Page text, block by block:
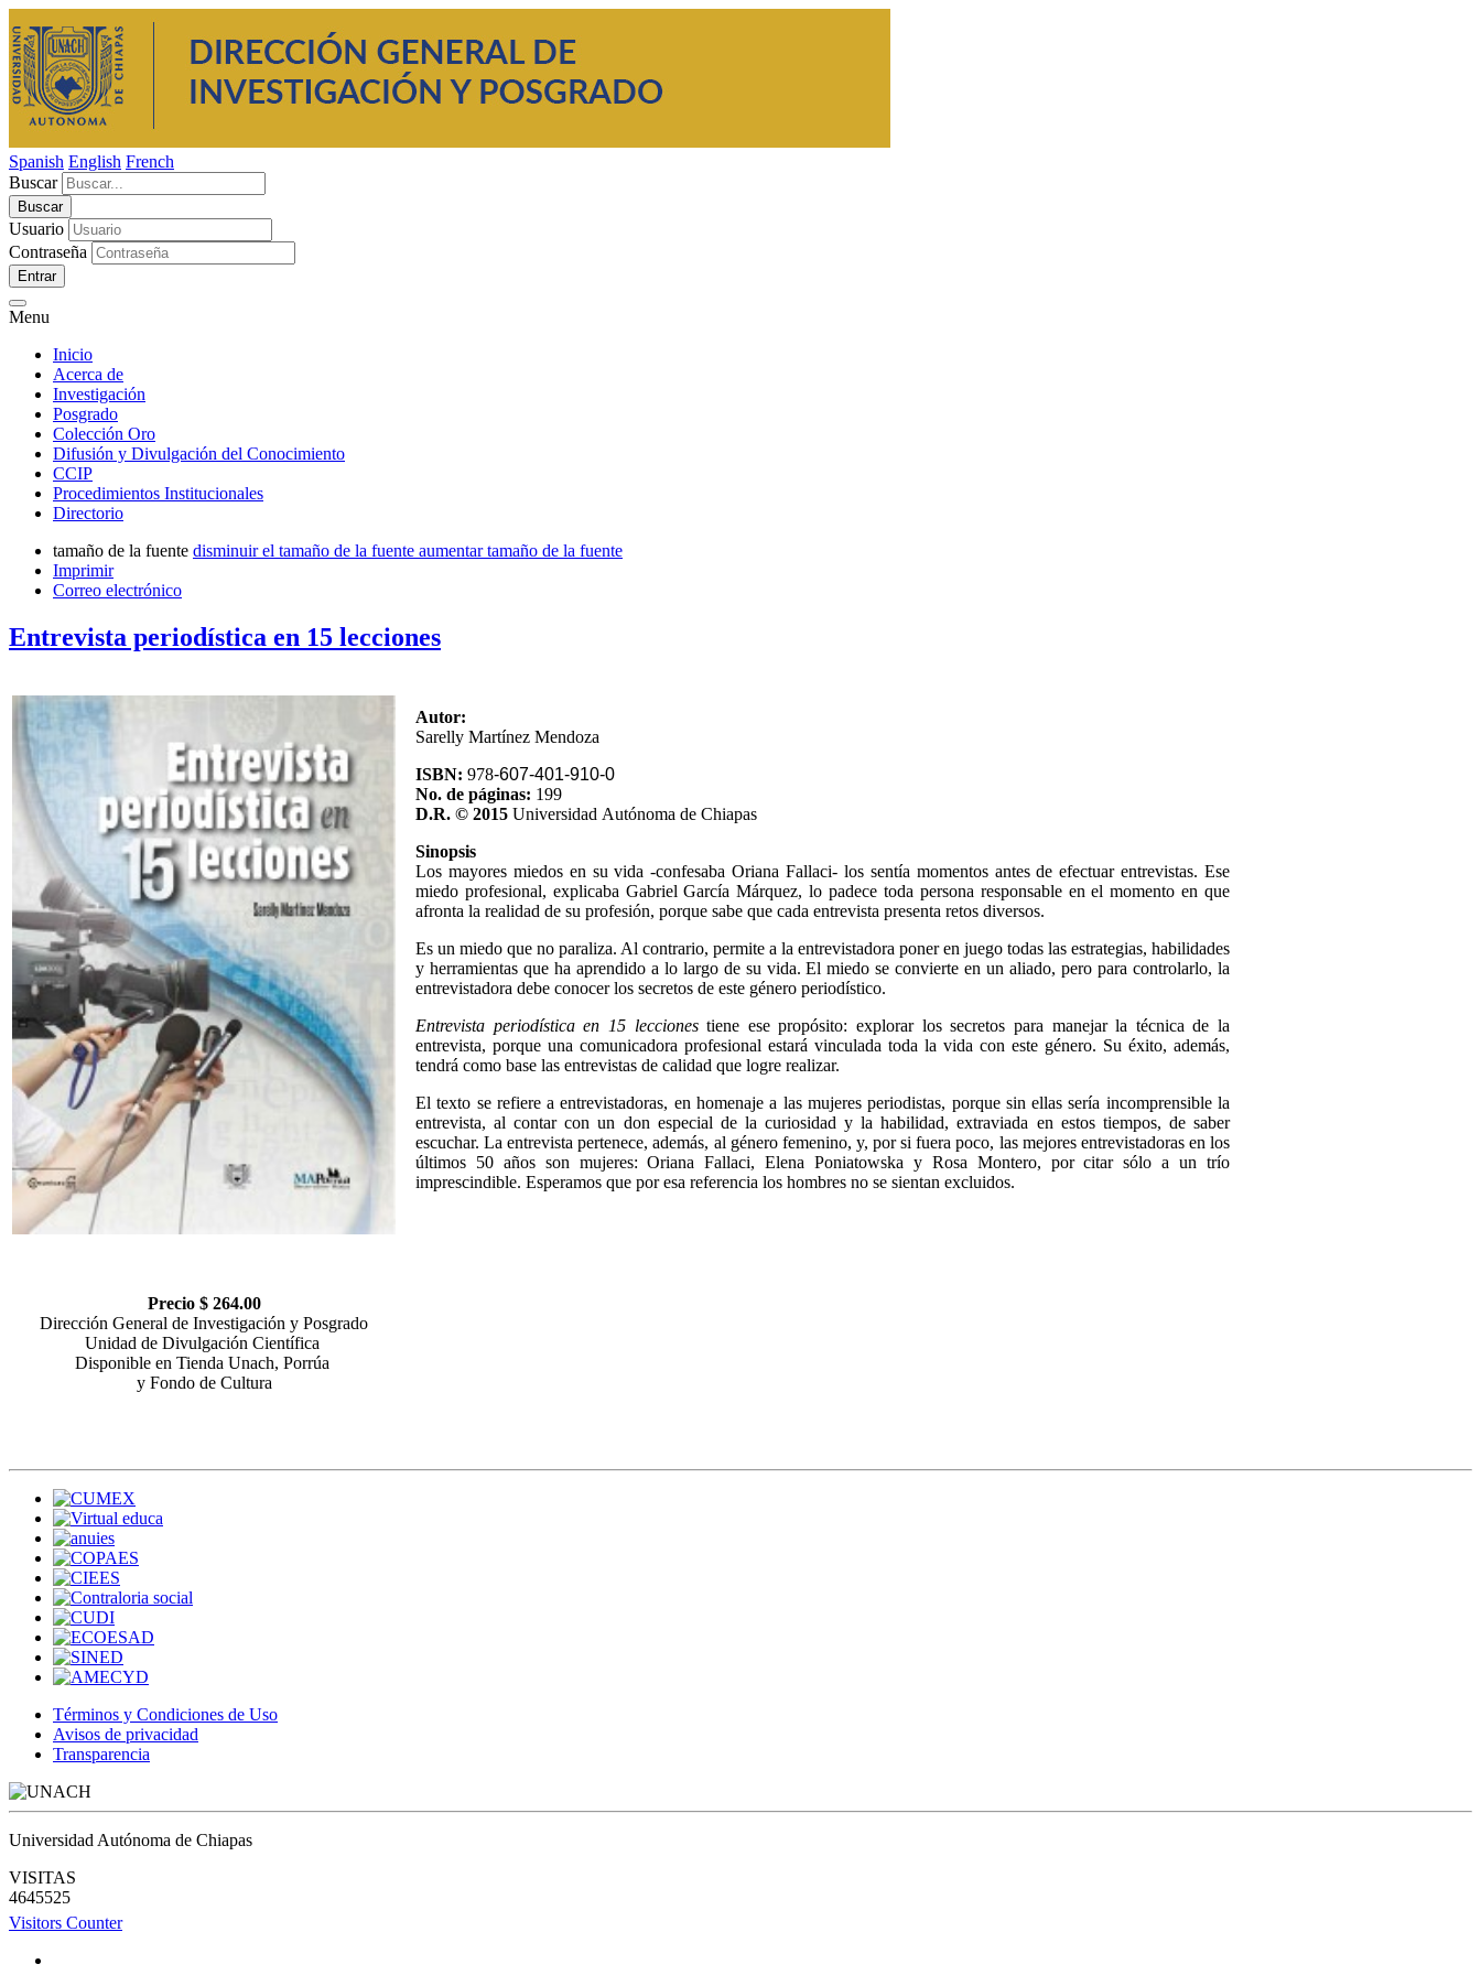
Spanish English French
Buscar
Usuario
Contraseña
Entrar
Menu
Inicio
Acerca de
Investigación
Posgrado
Colección Oro
Difusión y Divulgación del Conocimiento
CCIP
Procedimientos Institucionales
Directorio
tamaño de la fuente disminuir el tamaño de la fuente aumentar tamaño de la fuente
Imprimir
Correo electrónico
Entrevista periodística en 15 lecciones
Precio $ 264.00
Dirección General de Investigación y Posgrado
Unidad de Divulgación Científica
Disponible en Tienda Unach, Porrúa
y Fondo de Cultura
Autor:
Sarelly Martínez Mendoza
ISBN: 978-607-401-910-0
No. de páginas: 199
D.R. © 2015 Universidad Autónoma de Chiapas
Sinopsis
Los mayores miedos en su vida -confesaba Oriana Fallaci- los sentía momentos antes de efectuar entrevistas. Ese
miedo profesional, explicaba Gabriel García Márquez, lo padece toda persona responsable en el momento en que
afronta la realidad de su profesión, porque sabe que cada entrevista presenta retos diversos.
Es un miedo que no paraliza. Al contrario, permite a la entrevistadora poner en juego todas las estrategias, habilidades
y herramientas que ha aprendido a lo largo de su vida. El miedo se convierte en un aliado, pero para controlarlo, la
entrevistadora debe conocer los secretos de este género periodístico.
Entrevista periodística en 15 leccionestiene ese propósito: explorar los secretos para manejar la técnica de la
entrevista, porque una comunicadora profesional estará vinculada toda la vida con este género. Su éxito, además,
tendrá como base las entrevistas de calidad que logre realizar.
El texto se refiere a entrevistadoras, en homenaje a las mujeres periodistas, porque sin ellas sería incomprensible la
entrevista, al contar con un don especial de la curiosidad y la habilidad, extraviada en estos tiempos, de saber
escuchar. La entrevista pertenece, además, al género femenino, y, por si fuera poco, las mejores entrevistadoras en los
últimos 50 años son mujeres: Oriana Fallaci, Elena Poniatowska y Rosa Montero, por citar sólo a un trío
imprescindible. Esperamos que por esa referencia los hombres no se sientan excluidos.
Términos y Condiciones de Uso
Avisos de privacidad
Transparencia
Universidad Autónoma de Chiapas
VISITAS
4645525
Visitors Counter